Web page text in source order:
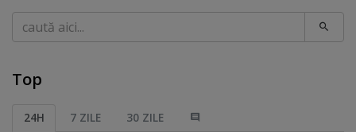
Caută
Top
24H 7 ZILE 30 ZILE